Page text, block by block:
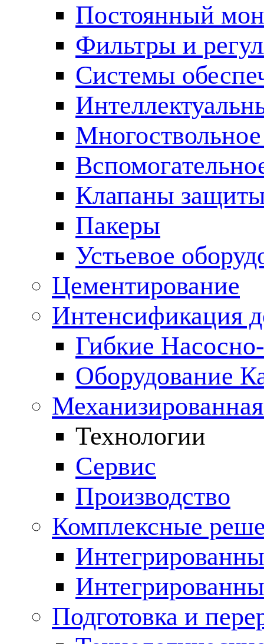
Постоянный
Фильтры и
Cистемы
Клапаны
Пакеры
Устьевое
Цементирование
Интенсификация
Гибкие
Оборудование
Технологии
Сервис
Производство
Комплексные
Подготовка и